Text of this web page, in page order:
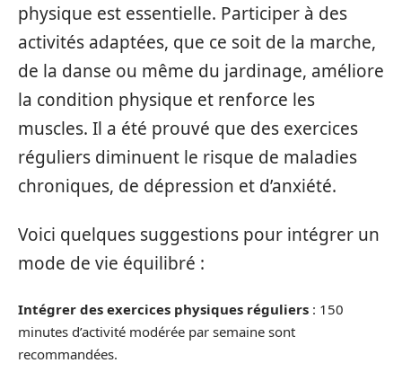
physique est essentielle. Participer à des
activités adaptées, que ce soit de la marche,
de la danse ou même du jardinage, améliore
la condition physique et renforce les
muscles. Il a été prouvé que des exercices
réguliers diminuent le risque de maladies
chroniques, de dépression et d’anxiété.
Voici quelques suggestions pour intégrer un
mode de vie équilibré :
Intégrer des exercices physiques réguliers : 150
minutes d’activité modérée par semaine sont
recommandées.